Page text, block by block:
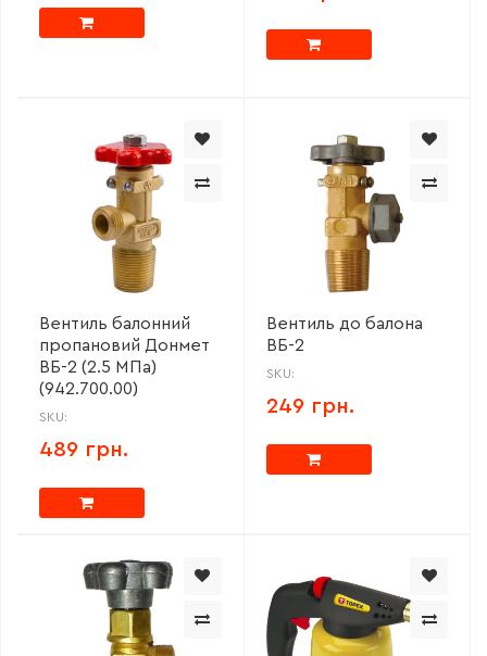
Вентиль балонний
пропановий Донмет
ВБ-2 (2.5 МПа)
(942.700.00)
SKU:
489 грн.
Вентиль до балона
ВБ-2
SKU:
249 грн.